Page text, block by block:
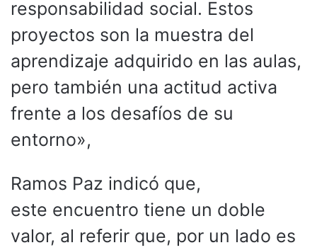
responsabilidad social. Estos
proyectos son la muestra del
aprendizaje adquirido en las aulas,
pero también una actitud activa
frente a los desafíos de su
entorno»,
Ramos Paz indicó que,
este encuentro tiene un doble
valor, al referir que, por un lado es